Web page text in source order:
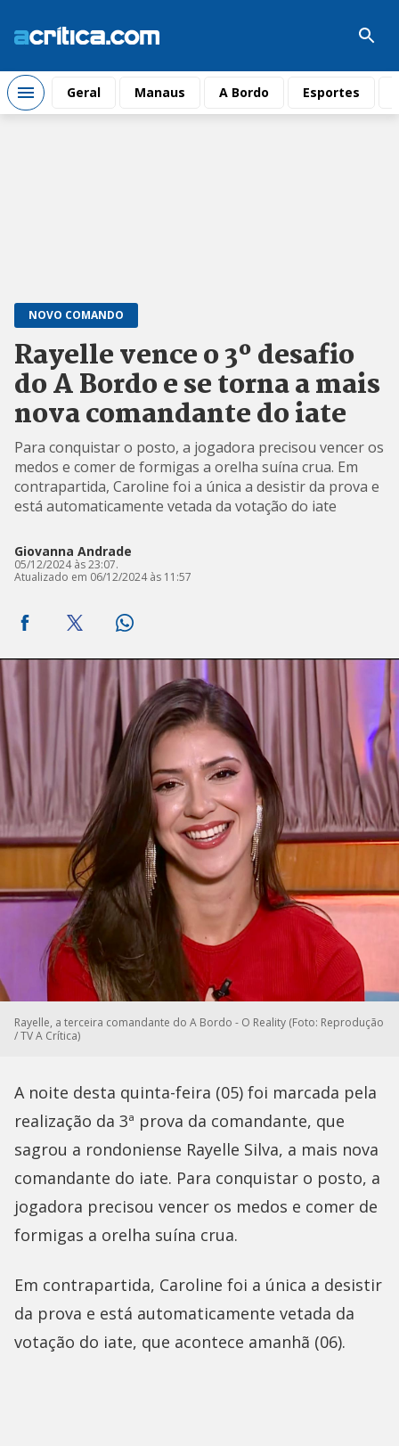
Geral Manaus A Bordo Esportes
NOVO COMANDO
Rayelle vence o 3º desafio
do A Bordo e se torna a mais
nova comandante do iate
Para conquistar o posto, a jogadora precisou vencer os
medos e comer de formigas a orelha suína crua. Em
contrapartida, Caroline foi a única a desistir da prova e
está automaticamente vetada da votação do iate
Giovanna Andrade
05/12/2024 às 23:07.
Atualizado em 06/12/2024 às 11:57
Rayelle, a terceira comandante do A Bordo - O Reality (Foto: Reprodução
/ TV A Crítica)
A noite desta quinta-feira (05) foi marcada pela
realização da 3ª prova da comandante, que
sagrou a rondoniense Rayelle Silva, a mais nova
comandante do iate. Para conquistar o posto, a
jogadora precisou vencer os medos e comer de
formigas a orelha suína crua.
Em contrapartida, Caroline foi a única a desistir
da prova e está automaticamente vetada da
votação do iate, que acontece amanhã (06).